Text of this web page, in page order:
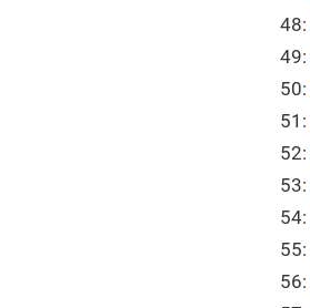
48:
49:
50:
51:
52:
53:
54:
55:
56: